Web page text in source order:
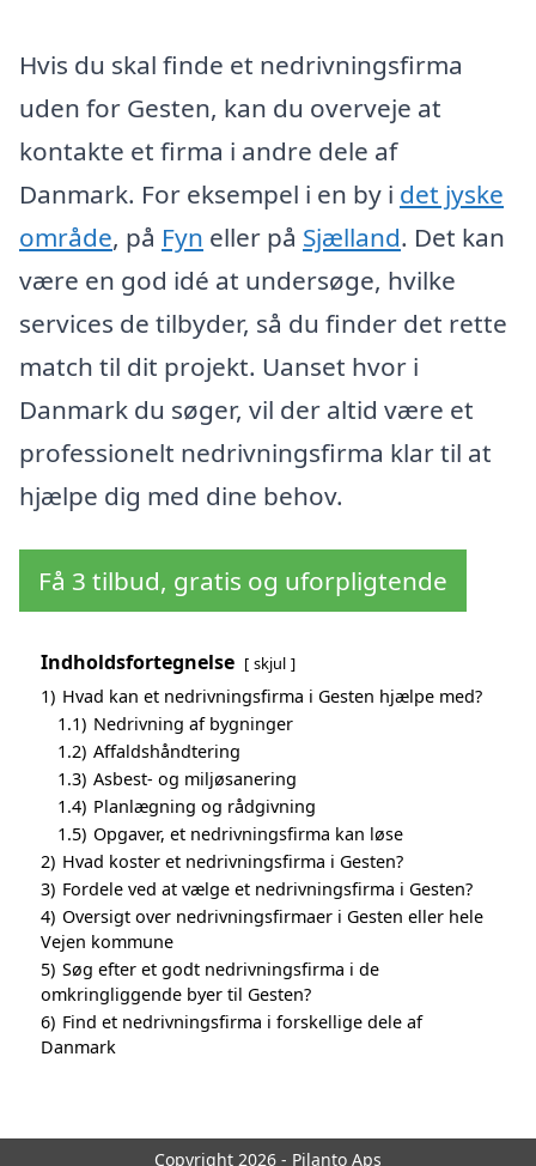
Hvis du skal finde et nedrivningsfirma
uden for Gesten, kan du overveje at
kontakte et firma i andre dele af
Danmark. For eksempel i en by i det jyske
område, på Fyn eller på Sjælland. Det kan
være en god idé at undersøge, hvilke
services de tilbyder, så du finder det rette
match til dit projekt. Uanset hvor i
Danmark du søger, vil der altid være et
professionelt nedrivningsfirma klar til at
hjælpe dig med dine behov.
Få 3 tilbud, gratis og uforpligtende
Indholdsfortegnelse skjul
1) Hvad kan et nedrivningsfirma i Gesten hjælpe med?
1.1) Nedrivning af bygninger
1.2) Affaldshåndtering
1.3) Asbest- og miljøsanering
1.4) Planlægning og rådgivning
1.5) Opgaver, et nedrivningsfirma kan løse
2) Hvad koster et nedrivningsfirma i Gesten?
3) Fordele ved at vælge et nedrivningsfirma i Gesten?
4) Oversigt over nedrivningsfirmaer i Gesten eller hele
Vejen kommune
5) Søg efter et godt nedrivningsfirma i de
omkringliggende byer til Gesten?
6) Find et nedrivningsfirma i forskellige dele af
Danmark
Copyright 2026 - Pilanto Aps